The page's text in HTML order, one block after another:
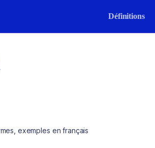
Définitions
exemples en français